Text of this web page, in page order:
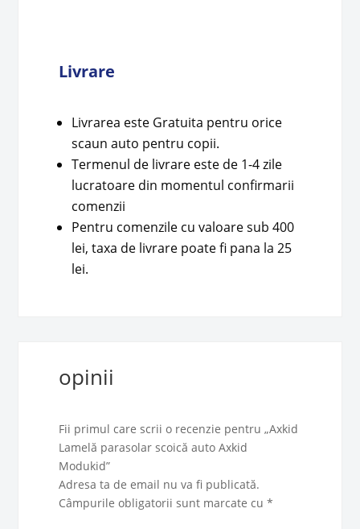
Livrare
Livrarea este Gratuita pentru orice
scaun auto pentru copii.
Termenul de livrare este de 1-4 zile
lucratoare din momentul confirmarii
comenzii
Pentru comenzile cu valoare sub 400
lei, taxa de livrare poate fi pana la 25
lei.
opinii
Fii primul care scrii o recenzie pentru „Axkid
Lamelă parasolar scoică auto Axkid
Modukid”
Adresa ta de email nu va fi publicată.
Câmpurile obligatorii sunt marcate cu*